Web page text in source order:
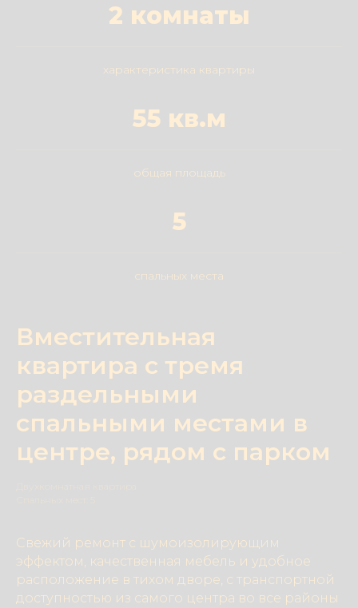
2 комнаты
характеристика квартиры
55 кв.м
общая площадь
5
спальных места
Вместительная
квартира с тремя
раздельными
спальными местами в
центре, рядом с парком
Свежий ремонт с шумоизолирующим
эффектом, качественная мебель и удобное
расположение в тихом дворе, с транспортной
доступностью из самого центра во все районы